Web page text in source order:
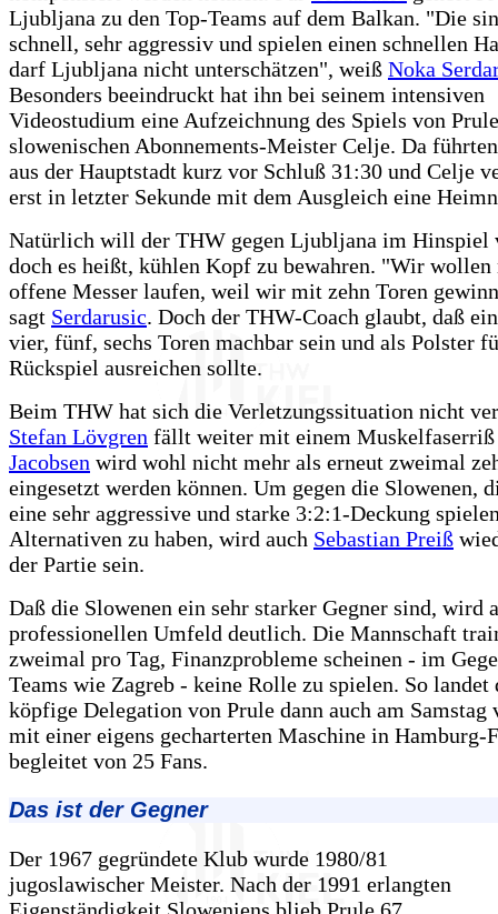
Ljubljana zu den Top-Teams auf dem Balkan. "Die
schnell, sehr aggressiv und spielen einen schnellen
darf Ljubljana nicht unterschätzen", weiß Noka
Besonders beeindruckt hat ihn bei seinem intensiven
Videostudium eine Aufzeichnung des Spiels von
slowenischen Abonnements-Meister Celje. Da
aus der Hauptstadt kurz vor Schluß 31:30 und Celje
erst in letzter Sekunde mit dem Ausgleich eine
Natürlich will der THW gegen Ljubljana im Hinspiel
doch es heißt, kühlen Kopf zu bewahren. "Wir
offene Messer laufen, weil wir mit zehn Toren
sagt Serdarusic. Doch der THW-Coach glaubt, daß
vier, fünf, sechs Toren machbar sein und als Polster
Rückspiel ausreichen sollte.
Beim THW hat sich die Verletzungssituation nicht
Stefan Lövgren fällt weiter mit einem
Jacobsen wird wohl nicht mehr als erneut zweimal
eingesetzt werden können. Um gegen die Slowenen,
eine sehr aggressive und starke 3:2:1-Deckung
Alternativen zu haben, wird auch Sebastian Preiß
der Partie sein.
Daß die Slowenen ein sehr starker Gegner sind, wird
professionellen Umfeld deutlich. Die Mannschaft
zweimal pro Tag, Finanzprobleme scheinen - im
Teams wie Zagreb - keine Rolle zu spielen. So landet
köpfige Delegation von Prule dann auch am Samstag
mit einer eigens gecharterten Maschine in Hamburg-
begleitet von 25 Fans.
Das ist der Gegner
Der 1967 gegründete Klub wurde 1980/81
jugoslawischer Meister. Nach der 1991 erlangten